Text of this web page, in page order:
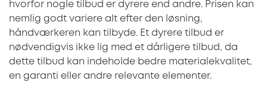
hvorfor nogle tilbud er dyrere end andre. Prisen kan
nemlig godt variere alt efter den løsning,
håndværkeren kan tilbyde. Et dyrere tilbud er
nødvendigvis ikke lig med et dårligere tilbud, da
dette tilbud kan indeholde bedre materialekvalitet,
en garanti eller andre relevante elementer.